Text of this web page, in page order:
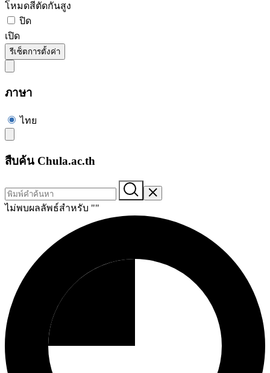
โหมดสีตัดกันสูง
ปิด
เปิด
รีเซ็ตการตั้งค่า
ภาษา
ไทย
สืบค้น Chula.ac.th
ไม่พบผลลัพธ์สำหรับ ""